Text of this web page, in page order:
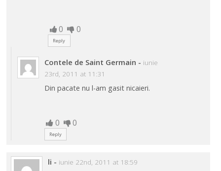
0 0
Reply
Contele de Saint Germain - iunie
23rd, 2011 at 11:31
Din pacate nu l-am gasit nicaieri.
0 0
Reply
li - iunie 22nd, 2011 at 18:59